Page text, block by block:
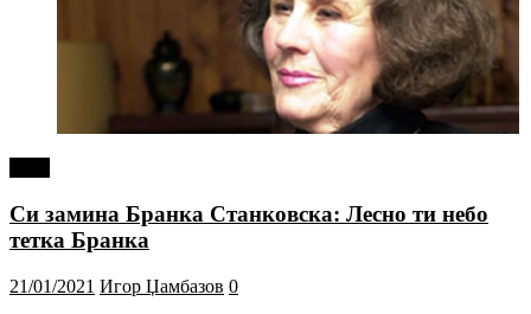
Си замина Бранка Станковска: Лесно ти небо
тетка Бранка
21/01/2021 Игор Џамбазов 0